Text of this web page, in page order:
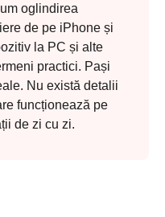
oglindirea
de pe iPhone și
la PC și alte
practici. Pași
Nu există detalii
funcționează pe
de zi cu zi.